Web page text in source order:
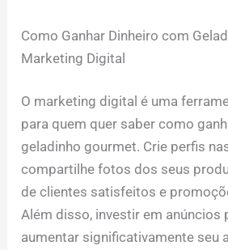
Como Ganhar Dinheiro com
Marketing Digital
O marketing digital é uma
para quem quer saber como
geladinho gourmet. Crie perfis
compartilhe fotos dos seus
de clientes satisfeitos e
Além disso, investir em anúncios
aumentar significativamente seu